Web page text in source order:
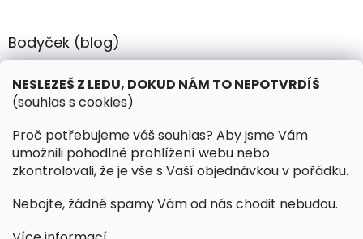
NESLEZEŠ Z LEDU, DOKUD NÁM TO NEPOTVRDÍŠ
(souhlas s cookies)
Proč potřebujeme váš souhlas? Aby jsme Vám
umožnili pohodlné prohlížení webu nebo
zkontrolovali, že je vše s Vaší objednávkou v pořádku.
Nebojte, žádné spamy Vám od nás chodit nebudou.
Bodyček (blog)
BIOSTEEL - Kdy je vhodné pít protein?
Kontakt
objednavky @hokejnet.cz
hokejnetcz